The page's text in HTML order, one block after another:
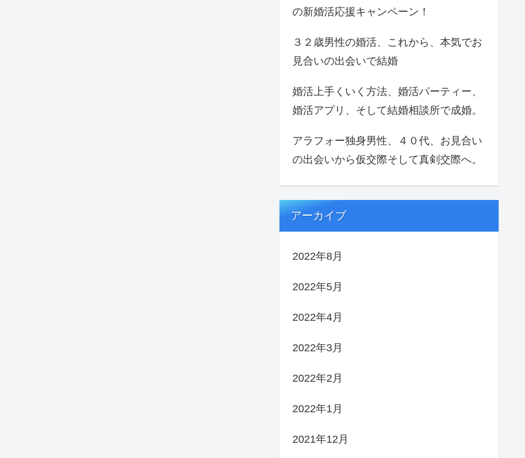
の新婚活応援キャンペーン！
３２歳男性の婚活、これから、本気でお
見合いの出会いで結婚
婚活上手くいく方法、婚活パーティー、
婚活アプリ、そして結婚相談所で成婚。
アラフォー独身男性、４０代、お見合い
の出会いから仮交際そして真剣交際へ。
アーカイブ
2022年8月
2022年5月
2022年4月
2022年3月
2022年2月
2022年1月
2021年12月